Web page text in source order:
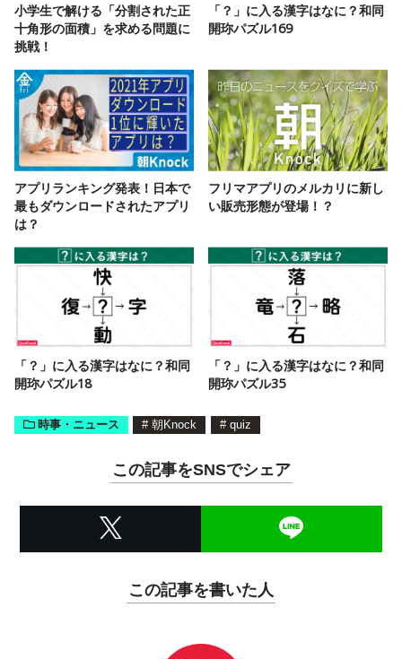
小学生で解ける「分割された正
十角形の面積」を求める問題に
挑戦！
「？」に入る漢字はなに？和同
開珎パズル169
アプリランキング発表！日本で
最もダウンロードされたアプリ
は？
フリマアプリのメルカリに新し
い販売形態が登場！？
「？」に入る漢字はなに？和同
開珎パズル18
「？」に入る漢字はなに？和同
開珎パズル35
時事・ニュース # 朝Knock # quiz
この記事をSNSでシェア
この記事を書いた人